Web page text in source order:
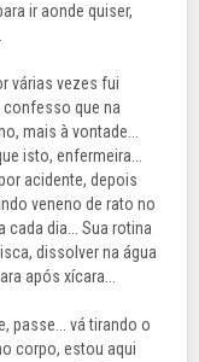
ir aonde quiser,
várias vezes fui
confesso que na
mais à vontade...
isto, enfermeira...
acidente, depois
veneno de rato no
dia... Sua rotina
dissolver na água
após xícara...
passe... vá tirando o
corpo, estou aqui